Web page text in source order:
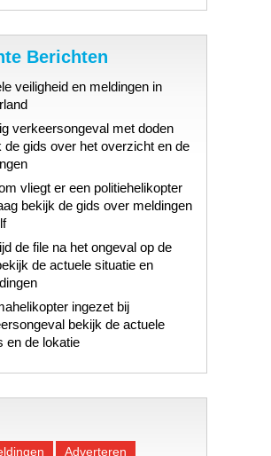
Berichten
veiligheid en meldingen in
verkeersongeval met doden
de gids over het overzicht en de
vliegt er een politiehelikopter
bekijk de gids over meldingen
de file na het ongeval op de
de actuele situatie en
ingezet bij
bekijk de actuele
en de lokatie
Adverteren